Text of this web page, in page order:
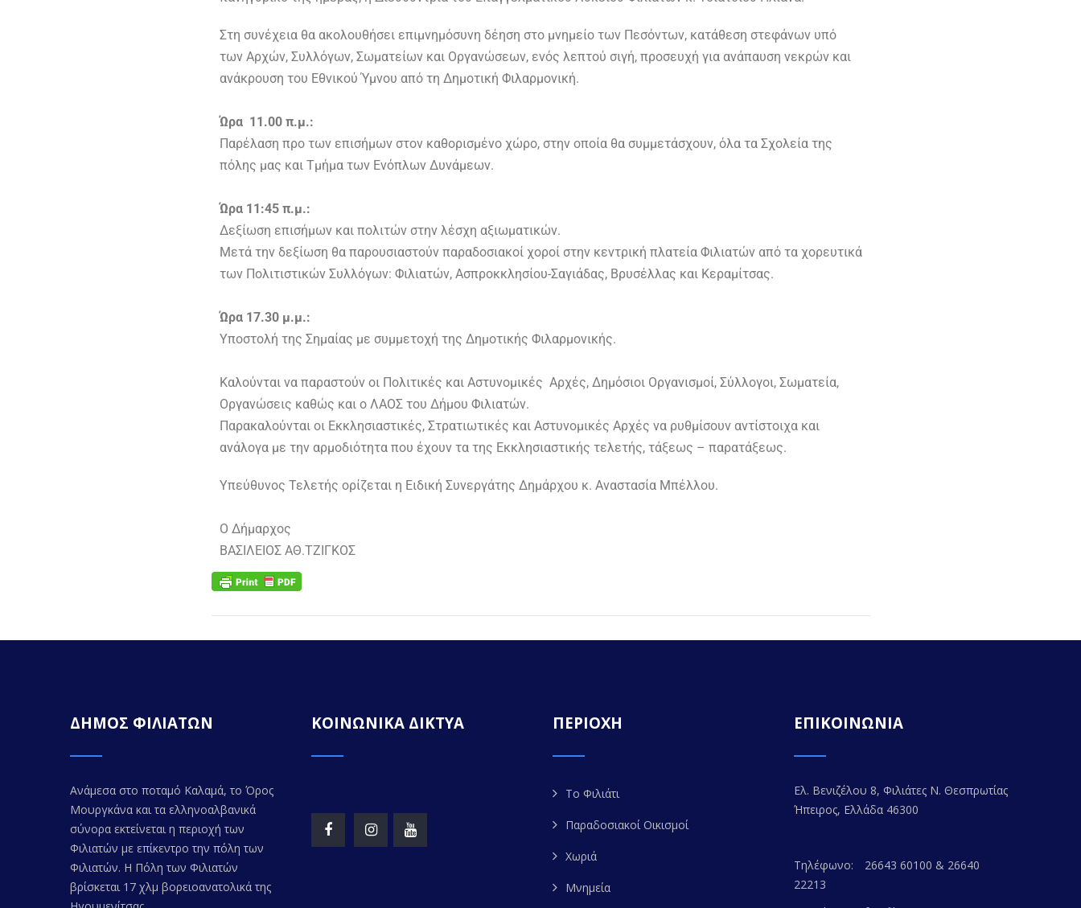
Στη συνέχεια θα ακολουθήσει επιμνημόσυνη δέηση στο μνημείο των Πεσόντων, κατάθεση στεφάνων υπό
των Αρχών, Συλλόγων, Σωματείων και Οργανώσεων, ενός λεπτού σιγή, προσευχή για ανάπαυση νεκρών και
ανάκρουση του Εθνικού Ύμνου από τη Δημοτική Φιλαρμονική.
Ώρα 11.00 π.μ.:
Παρέλαση προ των επισήμων στον καθορισμένο χώρο, στην οποία θα συμμετάσχουν, όλα τα Σχολεία της
πόλης μας και Τμήμα των Ενόπλων Δυνάμεων.
Ώρα 11:45 π.μ.:
Δεξίωση επισήμων και πολιτών στην λέσχη αξιωματικών.
Μετά την δεξίωση θα παρουσιαστούν παραδοσιακοί χοροί στην κεντρική πλατεία Φιλιατών από τα χορευτικά
των Πολιτιστικών Συλλόγων: Φιλιατών, Ασπροκκλησίου-Σαγιάδας, Βρυσέλλας και Κεραμίτσας.
Ώρα 17.30 μ.μ.:
Υποστολή της Σημαίας με συμμετοχή της Δημοτικής Φιλαρμονικής.
Καλούνται να παραστούν οι Πολιτικές και Αστυνομικές Αρχές, Δημόσιοι Οργανισμοί, Σύλλογοι, Σωματεία,
Οργανώσεις καθώς και ο ΛΑΟΣ του Δήμου Φιλιατών.
Παρακαλούνται οι Εκκλησιαστικές, Στρατιωτικές και Αστυνομικές Αρχές να ρυθμίσουν αντίστοιχα και
ανάλογα με την αρμοδιότητα που έχουν τα της Εκκλησιαστικής τελετής, τάξεως – παρατάξεως.
Υπεύθυνος Τελετής ορίζεται η Ειδική Συνεργάτης Δημάρχου κ. Αναστασία Μπέλλου.
Ο Δήμαρχος
ΒΑΣΙΛΕΙΟΣ ΑΘ.ΤΖΙΓΚΟΣ
ΔΗΜΟΣ ΦΙΛΙΑΤΩΝ
Ανάμεσα στο ποταμό Καλαμά, το Όρος
Μουργκάνα και τα ελληνοαλβανικά
σύνορα εκτείνεται η περιοχή των
Φιλιατών με επίκεντρο την πόλη των
Φιλιατών. Η Πόλη των Φιλιατών
βρίσκεται 17 χλμ βορειοανατολικά της
ΚΟΙΝΩΝΙΚΑ ΔΙΚΤΥΑ ΠΕΡΙΟΧΗ
Το Φιλιάτι
Παραδοσιακοί Οικισμοί
Χωριά
Μνημεία
ΕΠΙΚΟΙΝΩΝΙΑ
Ελ. Βενιζέλου 8, Φιλιάτες Ν. Θεσπρωτίας
Ήπειρος, Ελλάδα 46300
Τηλέφωνο:
26643 60100 & 26640
22213